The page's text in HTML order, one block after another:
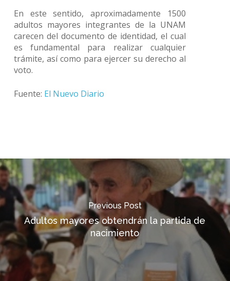
En este sentido, aproximadamente 1500
adultos mayores integrantes de la UNAM
carecen del documento de identidad, el cual
es fundamental para realizar cualquier
trámite, así como para ejercer su derecho al
voto.
Fuente: El Nuevo Diario
Previous Post
Adultos mayores obtendrán la partida de
nacimiento